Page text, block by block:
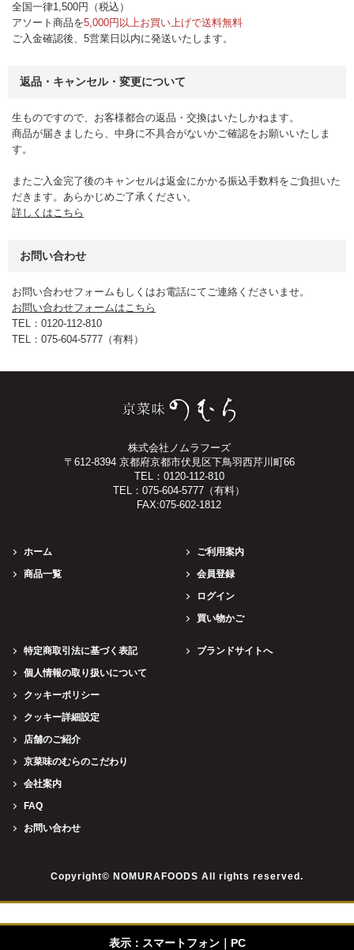
全国一律1,500円（税込）
アソート商品を5,000円以上お買い上げで送料無料
ご入金確認後、5営業日以内に発送いたします。
返品・キャンセル・変更について
生ものですので、お客様都合の返品・交換はいたしかねます。
商品が届きましたら、中身に不具合がないかご確認をお願いいたしま
す。
またご入金完了後のキャンセルは返金にかかる振込手数料をご負担いた
だきます。あらかじめご了承ください。
詳しくはこちら
お問い合わせ
お問い合わせフォームもしくはお電話にてご連絡くださいませ。
お問い合わせフォームはこちら
TEL：0120-112-810
TEL：075-604-5777（有料）
株式会社ノムラフーズ
〒612-8394 京都府京都市伏見区下鳥羽西芹川町66
TEL：0120-112-810
TEL：075-604-5777（有料）
FAX:075-602-1812
ホーム
商品一覧
ご利用案内
会員登録
ログイン
買い物かご
特定商取引法に基づく表記
個人情報の取り扱いについて
クッキーポリシー
クッキー詳細設定
店舗のご紹介
京菜味のむらのこだわり
会社案内
FAQ
お問い合わせ
ブランドサイトへ
Copyright© NOMURAFOODS All rights reserved.
表示：スマートフォン｜ PC